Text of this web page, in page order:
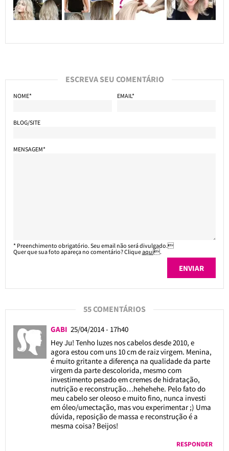
ESCREVA SEU COMENTÁRIO
NOME* EMAIL*
BLOG/SITE
MENSAGEM*
* Preenchimento obrigatório. Seu email não será divulgado.
Quer que sua foto apareça no comentário? Cliqueaqui.
55 COMENTÁRIOS
GABI 25/04/2014 - 17h40
Hey Ju! Tenho luzes nos cabelos desde 2010, e
agora estou com uns 10 cm de raiz virgem. Menina,
é muito gritante a diferença na qualidade da parte
virgem da parte descolorida, mesmo com
investimento pesado em cremes de hidratação,
nutrição e reconstrução…hehehehe. Pelo fato do
meu cabelo ser oleoso e muito fino, nunca investi
em óleo/umectação, mas vou experimentar ;) Uma
dúvida, reposição de massa e reconstrução é a
mesma coisa? Beijos!
RESPONDER